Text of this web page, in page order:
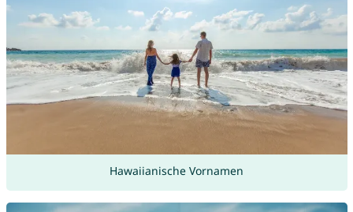
Hawaiianische Vornamen